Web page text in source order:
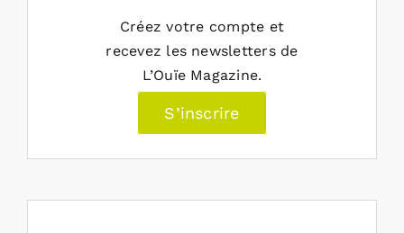
Créez votre compte et
recevez les newsletters de
L’Ouïe Magazine.
S’inscrire